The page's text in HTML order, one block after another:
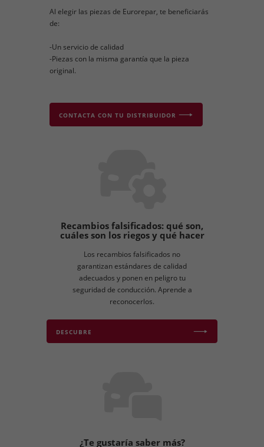
Al elegir las piezas de Eurorepar, te beneficiarás
de:
-Un servicio de calidad
-Piezas con la misma garantía que la pieza
original.
CONTACTA CON TU DISTRIBUIDOR
Recambios falsificados: qué son,
cuáles son los riegos y qué hacer
Los recambios falsificados no
garantizan estándares de calidad
adecuados y ponen en peligro tu
seguridad de conducción. Aprende a
reconocerlos.
DESCUBRE
¿Te gustaría saber más?